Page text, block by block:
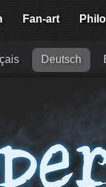
Fan-art
Deutsch